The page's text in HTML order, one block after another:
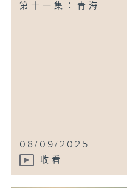
第十一集：青海
08/09/2025
收看